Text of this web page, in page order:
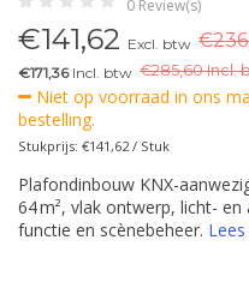
0 Review(s)
€141,62 Excl. btw
€171,36Incl. btw €285,60 Incl.
Niet op voorraad in ons
bestelling.
Stukprijs: €141,62 / Stuk
Plafondinbouw KNX-
64 m², vlak ontwerp, licht-
functie en scènebeheer.